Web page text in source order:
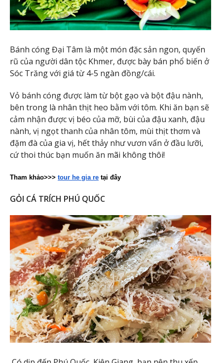
Bánh cóng Đại Tâm là một món đặc sản ngon, quyến
rũ của người dân tộc Khmer, được bày bán phổ biến ở
Sóc Trăng với giá từ 4-5 ngàn đồng/cái.
Vỏ bánh cóng được làm từ bột gạo và bột đậu nành,
bên trong là nhân thịt heo bằm với tôm. Khi ăn bạn sẽ
cảm nhận được vị béo của mỡ, bùi của đậu xanh, đậu
nành, vị ngọt thanh của nhân tôm, mùi thịt thơm và
đặm đà của gia vị, hết thảy như vươn vấn ở đầu lưỡi,
cứ thoi thúc bạn muốn ăn mãi không thôi!
Tham khảo>>> tour he gia re tại đây
GỎI CÁ TRÍCH PHÚ QUỐC